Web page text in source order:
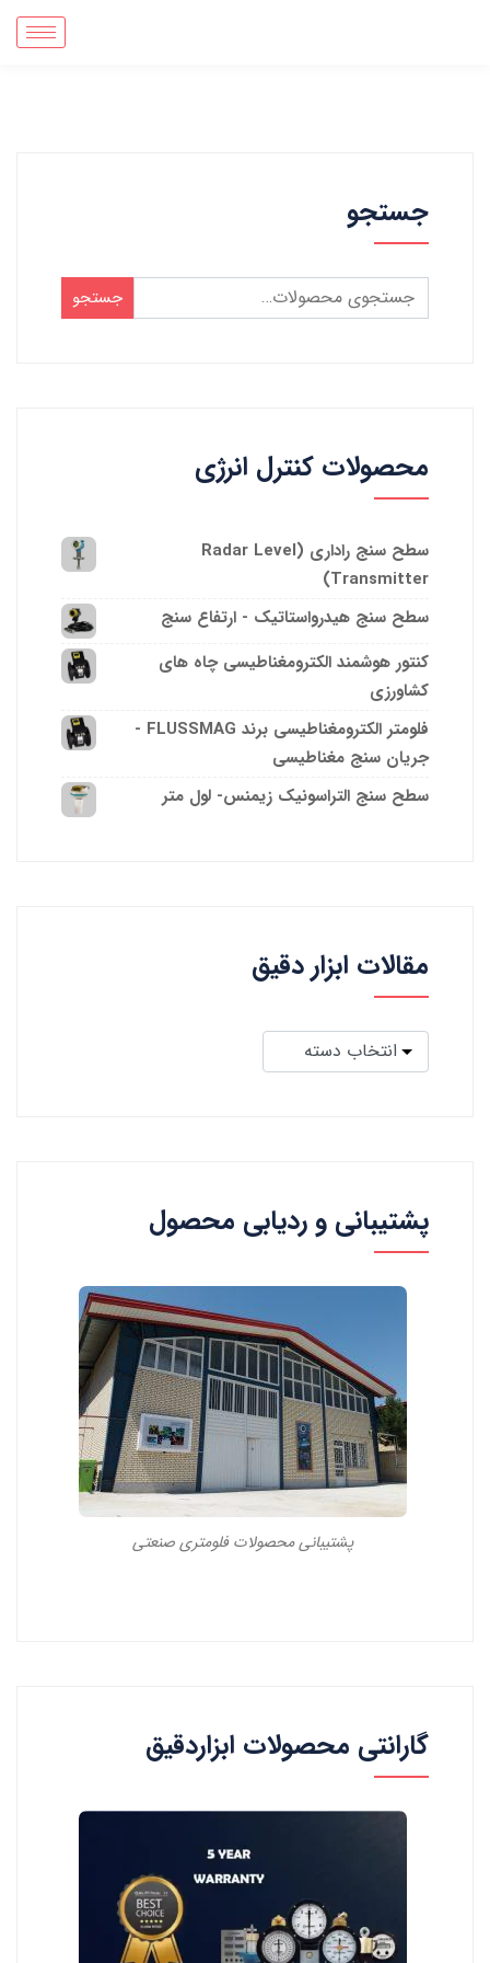
جستجو
جستجو
محصولات کنترل انرژی
سطح سنج راداری (Radar Level
Transmitter)
سطح سنج هیدرواستاتیک - ارتفاع سنج
کنتور هوشمند الکترومغناطیسی چاه های
کشاورزی
فلومتر الکترومغناطیسی برند FLUSSMAG -
جریان سنج مغناطیسی
سطح سنج التراسونیک زیمنس- لول متر
مقالات ابزار دقیق
پشتیبانی و ردیابی محصول
پشتیبانی محصولات فلومتری صنعتی
گارانتی محصولات ابزاردقیق